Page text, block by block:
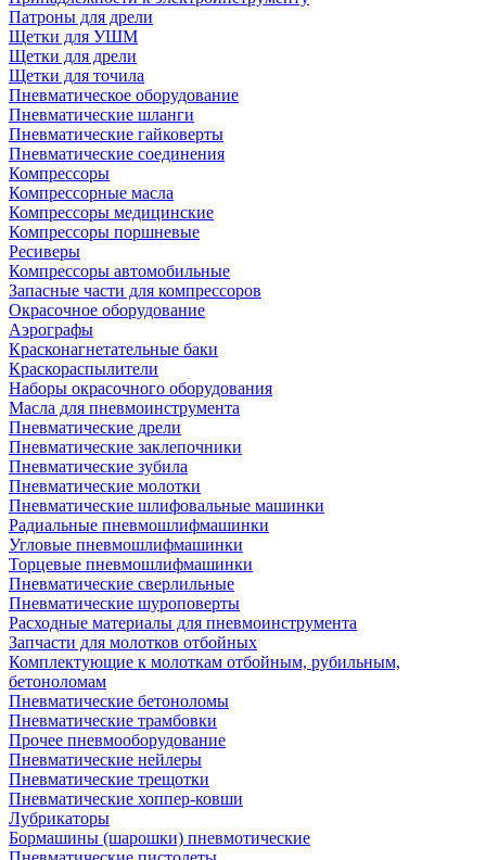
Патроны для дрели
Щетки для УШМ
Щетки для дрели
Щетки для точила
Пневматическое оборудование
Пневматические шланги
Пневматические гайковерты
Пневматические соединения
Компрессоры
Компрессорные масла
Компрессоры медицинские
Компрессоры поршневые
Ресиверы
Компрессоры автомобильные
Запасные части для компрессоров
Окрасочное оборудование
Аэрографы
Красконагнетательные баки
Краскораспылители
Наборы окрасочного оборудования
Масла для пневмоинструмента
Пневматические дрели
Пневматические заклепочники
Пневматические зубила
Пневматические молотки
Пневматические шлифовальные машинки
Радиальные пневмошлифмашинки
Угловые пневмошлифмашинки
Торцевые пневмошлифмашинки
Пневматические сверлильные
Пневматические шуроповерты
Расходные материалы для пневмоинструмента
Запчасти для молотков отбойных
Комплектующие к молоткам отбойным, рубильным,
бетоноломам
Пневматические бетоноломы
Пневматические трамбовки
Прочее пневмооборудование
Пневматические нейлеры
Пневматические трещотки
Пневматические хоппер-ковши
Лубрикаторы
Бормашины (шарошки) пневмотические